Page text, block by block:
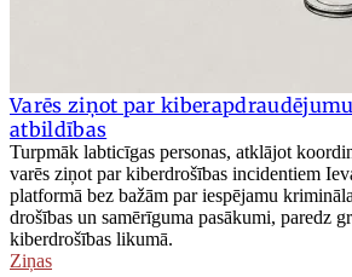
Varēs ziņot par
atbildības
Turpmāk labticīgas personas, atklājot
varēs ziņot par kiberdrošības incidentiem
platformā bez bažām par iespējamu
drošības un samērīguma pasākumi, paredz
kiberdrošības likumā.
Ziņas